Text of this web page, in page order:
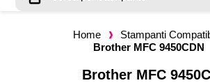
Home
Stampanti
Brother MFC 9450CDN
Brother MFC